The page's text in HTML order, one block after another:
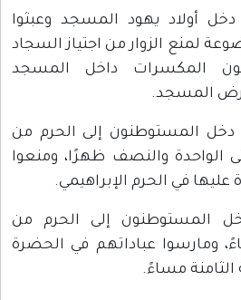
بتاريخ 10/4/1971 دخل أولاد يهود المسجد وعبثوا
لمنع الزوار من اجتياز السجاد
المكسرات داخل المسجد
المسجد.
- بتاريخ 20/9/1971م دخل المستوطنون إلى الحرم من
صباحًا حتى الواحدة والنصف ظهرًا، ومنعوا
في الحرم الإبراهيمي.
بتاريخ 28/9/71 دخل المستوطنون إلى الحرم من
ومارسوا عباداتهم في الحضرة
الثامنة مساءً.